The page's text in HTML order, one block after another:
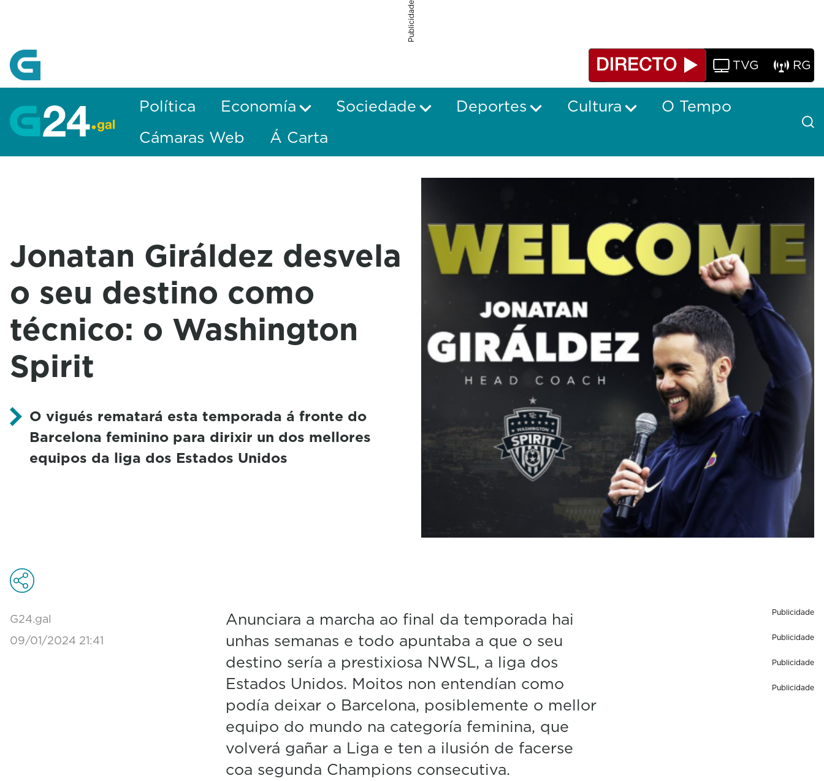
Publicidade
TVG RG
Política Economía Sociedade Deportes Cultura
O Tempo
Cámaras Web
Á Carta
Jonatan Giráldez desvela
o seu destino como
técnico: o Washington
Spirit
O vigués rematará esta temporada á fronte do
Barcelona feminino para dirixir un dos mellores
equipos da liga dos Estados Unidos
G24.gal
09/01/2024 21:41
Anunciara a marcha ao final da temporada hai
unhas semanas e todo apuntaba a que o seu
destino sería a prestixiosa NWSL, a liga dos
Estados Unidos. Moitos non entendían como
podía deixar o Barcelona, posiblemente o mellor
equipo do mundo na categoría feminina, que
volverá gañar a Liga e ten a ilusión de facerse
coa segunda Champions consecutiva.
Publicidade
Publicidade
Publicidade
Publicidade